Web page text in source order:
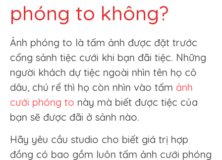
phóng to không?
Ảnh phóng to là tấm ảnh được đặt trước
cổng sảnh tiệc cưới khi bạn đãi tiệc. Những
người khách dự tiệc ngoài nhìn tên họ cô
dâu, chú rể thì họ còn nhìn vào tấm ảnh
cưới phóng to này mà biết được tiệc của
bạn sẽ được đãi ở sảnh nào.
Hãy yêu cầu studio cho biết giá trị hợp
đồng có bao gồm luôn tấm ảnh cưới phóng